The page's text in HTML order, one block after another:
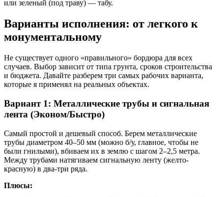
или зеленый (под траву) — табу.
Варианты исполнения: от легкого к
монументальному
Не существует одного «правильного» бордюра для всех
случаев. Выбор зависит от типа грунта, сроков строительства
и бюджета. Давайте разберем три самых рабочих варианта,
которые я применял на реальных объектах.
Вариант 1: Металлические трубы и сигнальная
лента (Эконом/Быстро)
Самый простой и дешевый способ. Берем металлические
трубы диаметром 40–50 мм (можно б/у, главное, чтобы не
были гнилыми), вбиваем их в землю с шагом 2–2,5 метра.
Между трубами натягиваем сигнальную ленту (желто-
красную) в два-три ряда.
Плюсы: